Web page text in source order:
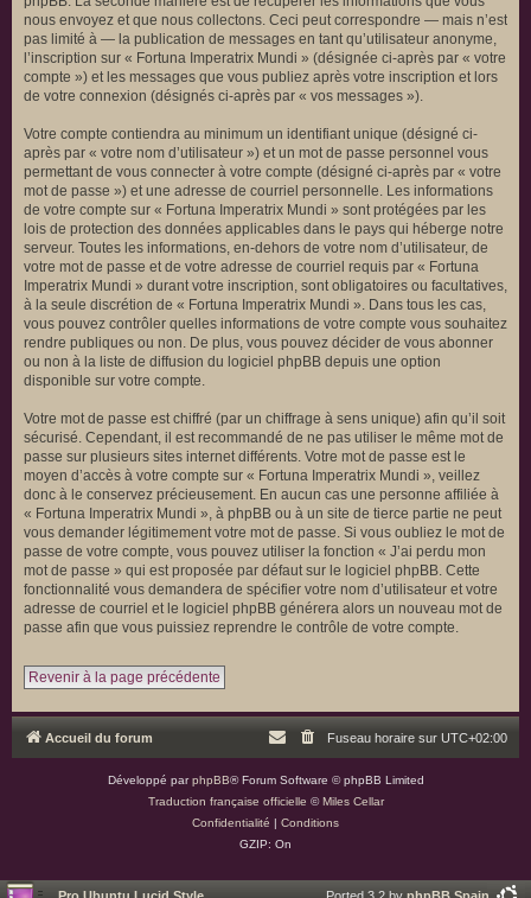
nous envoyez et que nous collectons. Ceci peut correspondre — mais n’est
pas limité à — la publication de messages en tant qu’utilisateur anonyme,
l’inscription sur « Fortuna Imperatrix Mundi » (désignée ci-après par « votre
compte ») et les messages que vous publiez après votre inscription et lors
de votre connexion (désignés ci-après par « vos messages »).
Votre compte contiendra au minimum un identifiant unique (désigné ci-
après par « votre nom d’utilisateur ») et un mot de passe personnel vous
permettant de vous connecter à votre compte (désigné ci-après par « votre
mot de passe ») et une adresse de courriel personnelle. Les informations
de votre compte sur « Fortuna Imperatrix Mundi » sont protégées par les
lois de protection des données applicables dans le pays qui héberge notre
serveur. Toutes les informations, en-dehors de votre nom d’utilisateur, de
votre mot de passe et de votre adresse de courriel requis par « Fortuna
Imperatrix Mundi » durant votre inscription, sont obligatoires ou facultatives,
à la seule discrétion de « Fortuna Imperatrix Mundi ». Dans tous les cas,
vous pouvez contrôler quelles informations de votre compte vous souhaitez
rendre publiques ou non. De plus, vous pouvez décider de vous abonner
ou non à la liste de diffusion du logiciel phpBB depuis une option
disponible sur votre compte.
Votre mot de passe est chiffré (par un chiffrage à sens unique) afin qu’il soit
sécurisé. Cependant, il est recommandé de ne pas utiliser le même mot de
passe sur plusieurs sites internet différents. Votre mot de passe est le
moyen d’accès à votre compte sur « Fortuna Imperatrix Mundi », veillez
donc à le conservez précieusement. En aucun cas une personne affiliée à
« Fortuna Imperatrix Mundi », à phpBB ou à un site de tierce partie ne peut
vous demander légitimement votre mot de passe. Si vous oubliez le mot de
passe de votre compte, vous pouvez utiliser la fonction « J’ai perdu mon
mot de passe » qui est proposée par défaut sur le logiciel phpBB. Cette
fonctionnalité vous demandera de spécifier votre nom d’utilisateur et votre
adresse de courriel et le logiciel phpBB générera alors un nouveau mot de
passe afin que vous puissiez reprendre le contrôle de votre compte.
Revenir à la page précédente
Accueil du forum Fuseau horaire sur UTC+02:00
Développé parphpBB® Forum Software © phpBB Limited
Traduction française officielle ©Miles Cellar
Confidentialité | Conditions
GZIP: On